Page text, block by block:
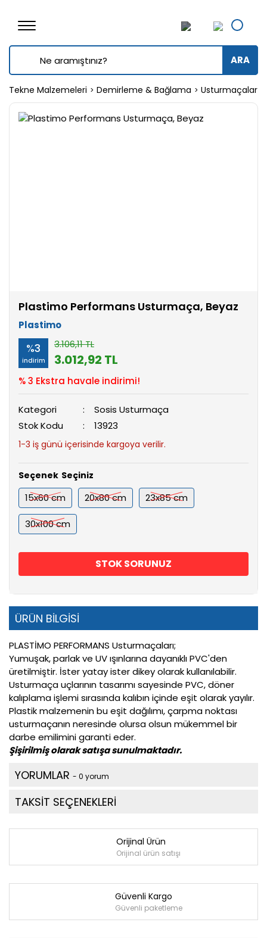
ARA
Tekne Malzemeleri Demirleme & Bağlama Usturmaçalar
Plastimo Performans Usturmaça, Beyaz
Plastimo
%3
indirim
3.106,11 TL
3.012,92 TL
% 3 Ekstra havale indirimi!
Kategori
Sosis Usturmaça
Stok Kodu
13923
1-3 iş günü içerisinde kargoya verilir.
Seçenek
15x60 cm 20x80 cm 23x85 cm
30x100 cm
STOK SORUNUZ
ÜRÜN BİLGİSİ
PLASTİMO PERFORMANS Usturmaçaları;
Yumuşak, parlak ve UV ışınlarına dayanıklı PVC'den
üretilmiştir. İster yatay ister dikey olarak kullanılabilir.
Usturmaça uçlarının tasarımı sayesinde PVC, döner
kalıplama işlemi sırasında kalıbın içinde eşit olarak yayılır.
Plastik malzemenin bu eşit dağılımı, çarpma noktası
usturmaçanın neresinde olursa olsun mükemmel bir
darbe emilimini garanti eder.
Şişirilmiş olarak satışa sunulmaktadır.
YORUMLAR - 0 yorum
TAKSİT SEÇENEKLERİ
Orijinal Ürün
Orijinal ürün satışı
Güvenli Kargo
Güvenli paketleme